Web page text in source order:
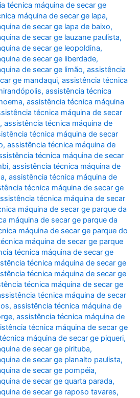
técnica máquina de secar ge
máquina de secar ge lapa,
de secar ge lapa de baixo,
de secar ge lauzane paulista,
de secar ge leopoldina,
de secar ge liberdade,
de secar ge limão,assistência
ge mandaqui,assistência técnica
,assistência técnica
,assistência técnica máquina
técnica máquina de secar
,assistência técnica máquina de
técnica máquina de secar
,assistência técnica máquina de
técnica máquina de secar
,assistência técnica máquina de
,assistência técnica máquina de
técnica máquina de secar ge
técnica máquina de secar
máquina de secar ge parque da
máquina de secar ge parque da
máquina de secar ge parque do
máquina de secar ge parque
técnica máquina de secar ge
técnica máquina de secar ge
técnica máquina de secar ge
técnica máquina de secar ge
técnica máquina de secar
,assistência técnica máquina de
,assistência técnica máquina de
técnica máquina de secar ge
máquina de secar ge piqueri,
de secar ge pirituba,
de secar ge planalto paulista,
de secar ge pompéia,
de secar ge quarta parada,
de secar ge raposo tavares,